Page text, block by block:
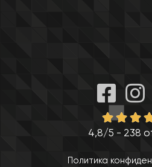
4,8/5 - 238
Политика